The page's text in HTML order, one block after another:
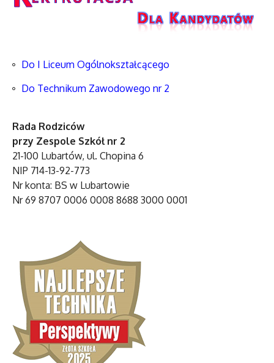
Do I Liceum Ogólnokształcącego
Do Technikum Zawodowego nr 2
Rada Rodziców
przy Zespole Szkół nr 2
21-100 Lubartów, ul. Chopina 6
NIP 714-13-92-773
Nr konta: BS w Lubartowie
Nr 69 8707 0006 0008 8688 3000 0001